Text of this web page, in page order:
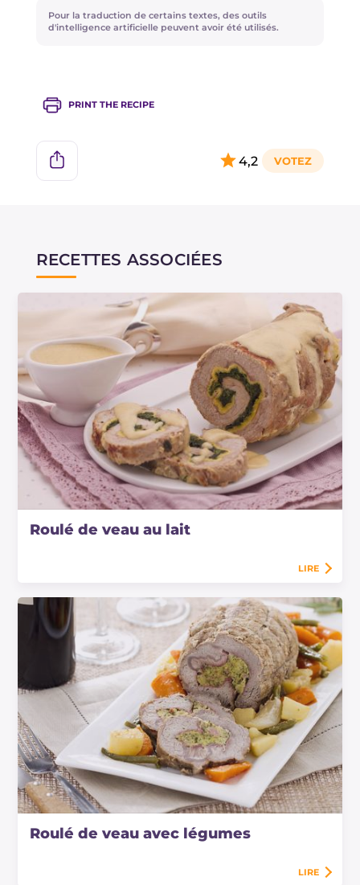
douces aux noix, remplacez-les par des éclats
d'amandes : la délicatesse restera intacte !
Pour la traduction de certains textes, des outils
d'intelligence artificielle peuvent avoir été utilisés.
PRINT THE RECIPE
4,2
RECETTES ASSOCIÉES
Roulé de veau au lait
LIRE
Roulé de veau avec légumes
LIRE